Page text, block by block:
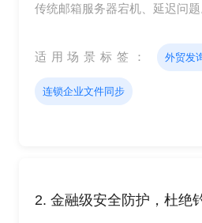
传统邮箱服务器宕机、延迟问题
适用场景标签： 外贸发
连锁企业文件同步
2. 金融级安全防护，杜绝